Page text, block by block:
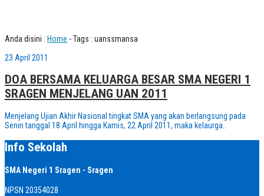
Anda disini : Home -Tags : uanssmansa
23 April 2011
DOA BERSAMA KELUARGA BESAR SMA NEGERI 1
SRAGEN MENJELANG UAN 2011
Menjelang Ujian Akhir Nasional tingkat SMA yang akan berlangsung pada
Senin tanggal 18 April hingga Kamis, 22 April 2011, maka kelaurga..
Info Sekolah
SMA Negeri 1 Sragen - Sragen
NPSN 20354028